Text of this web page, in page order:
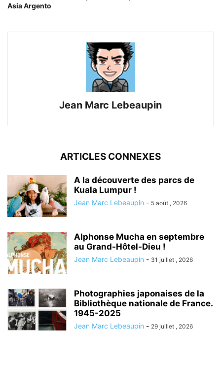
Asia Argento
Jean Marc Lebeaupin
ARTICLES CONNEXES
A la découverte des parcs de
Kuala Lumpur !
Jean Marc Lebeaupin - 5 août , 2026
Alphonse Mucha en septembre
au Grand-Hôtel-Dieu !
Jean Marc Lebeaupin - 31 juillet , 2026
Photographies japonaises de la
Bibliothèque nationale de France.
1945-2025
Jean Marc Lebeaupin - 29 juillet , 2026